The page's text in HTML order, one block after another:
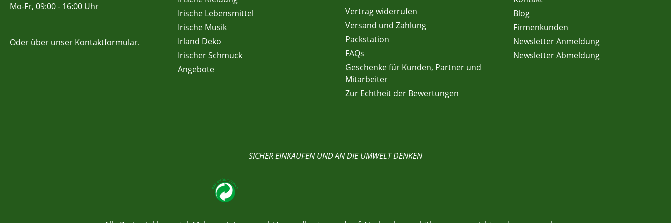
Mo-Fr, 09:00 - 16:00 Uhr
Oder über unser Kontaktformular.
Irische Lebensmittel
Irische Musik
Irland Deko
Irischer Schmuck
Angebote
Vertrag widerrufen
Versand und Zahlung
Packstation
FAQs
Geschenke für Kunden, Partner und
Mitarbeiter
Zur Echtheit der Bewertungen
Blog
Firmenkunden
Newsletter Anmeldung
Newsletter Abmeldung
SICHER EINKAUFEN UND AN DIE UMWELT DENKEN